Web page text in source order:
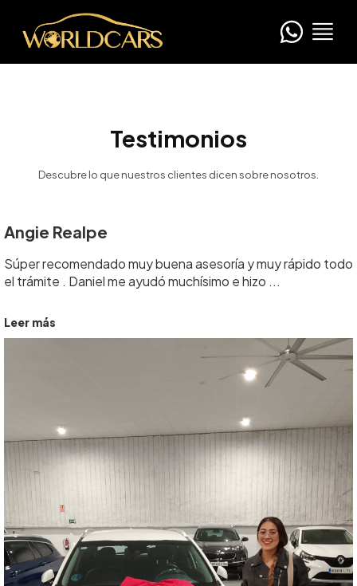
Testimonios
Descubre lo que nuestros clientes dicen sobre nosotros.
Angie Realpe
Súper recomendado muy buena asesoría y muy rápido todo
el trámite . Daniel me ayudó muchísimo e hizo ...
Leer más